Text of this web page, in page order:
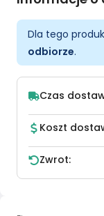
Dla tego
odbiorze.
Czas
Koszt
Zwrot: